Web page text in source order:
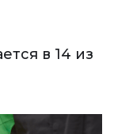
в 14 из